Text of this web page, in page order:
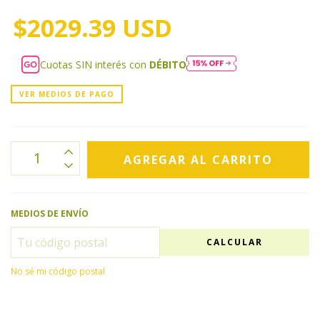
$2029.39 USD
Cuotas SIN interés con DÉBITO
VER MEDIOS DE PAGO
MEDIOS DE ENVÍO
CALCULAR
No sé mi código postal